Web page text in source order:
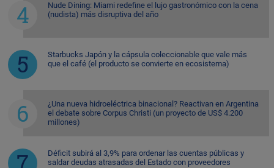
Nude Dining: Miami redefine el lujo gastronómico con la cena
(nudista) más disruptiva del año
Starbucks Japón y la cápsula coleccionable que vale más
que el café (el producto se convierte en ecosistema)
¿Una nueva hidroeléctrica binacional? Reactivan en Argentina
el debate sobre Corpus Christi (un proyecto de US$ 4.200
millones)
Déficit subirá al 3,9% para ordenar las cuentas públicas y
saldar deudas atrasadas del Estado con proveedores